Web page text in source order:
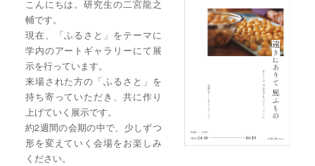
こんにちは。研究生の二宮龍之
輔です。
現在、「ふるさと」をテーマに
学内のアートギャラリーにて展
示を行っています。
来場された方の「ふるさと」を
持ち寄っていただき、共に作り
上げていく展示です。
約2週間の会期の中で、少しずつ
形を変えていく会場をお楽しみ
ください。